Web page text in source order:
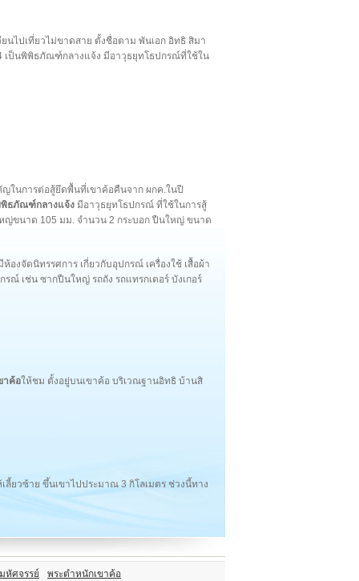
ไปเที่ยวไม่ขาดสาย ตั้งชื่อตาม พันเอก อิทธิ สิมา
เป็นพิพิธภัณฑ์กลางแจ้ง มีอาวุธยุทโธปกรณ์ที่ใช้ใน
ในการต่อสู้ยึดพื้นที่เขาค้อคืนจาก ผกค.ในปี
ธภัณฑ์กลางแจ้ง มีอาวุธยุทโธปกรณ์ ที่ใช้ในการสู้
ญ่ขนาด 105 มม. จำนวน 2 กระบอก ปืนใหญ่ ขนาด
ห้องจัดนิทรรศการ เกี่ยวกับอุปกรณ์ เครื่องใช้ เสื้อผ้า
เช่น ซากปืนใหญ่ รถถัง รถแทรกเตอร์ บังเกอร์
าค้อให้ชม ตั้งอยู่บนเขาค้อ บริเวณฐานอิทธิ บ้านสิ
ลี้ยวซ้าย ขึ้นเขาไปประมาณ 3 กิโลเมตร ช่วงนี้ทาง
หัศจรรย์ พระตำหนักเขาค้อ